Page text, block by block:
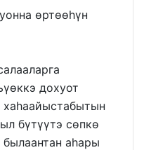
өртөөһүн
дохуот
бүтүүтэ сөпкө
аһары